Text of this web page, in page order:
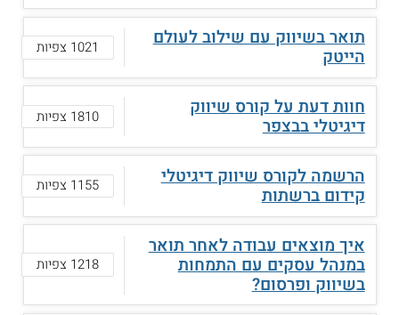
תואר בשיווק עם שילוב לעולם
הייטק 1021 צפיות
חוות דעת על קורס שיווק
דיגיטלי בבצפר 1810 צפיות
הרשמה לקורס שיווק דיגיטלי
קידום ברשתות 1155 צפיות
איך מוצאים עבודה לאחר תואר
במנהל עסקים עם התמחות
בשיווק ופרסום?
1218 צפיות